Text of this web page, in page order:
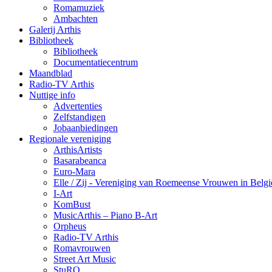
Romamuziek
Ambachten
Galerij Arthis
Bibliotheek
Bibliotheek
Documentatiecentrum
Maandblad
Radio-TV Arthis
Nuttige info
Advertenties
Zelfstandigen
Jobaanbiedingen
Regionale vereniging
ArthisArtists
Basarabeanca
Euro-Mara
Elle / Zij - Vereniging van Roemeense Vrouwen in
I-Art
KomBust
MusicArthis – Piano B-Art
Orpheus
Radio-TV Arthis
Romavrouwen
Street Art Music
StuRO